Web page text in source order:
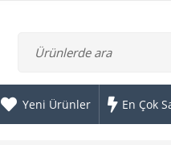
Yeni Ürünler En Çok